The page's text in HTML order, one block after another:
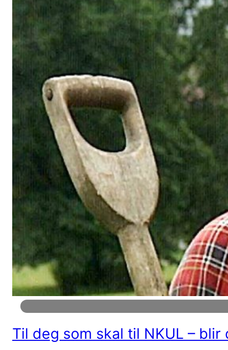
Til deg som skal til NKUL –